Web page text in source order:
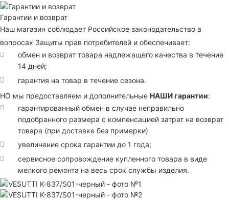
Гарантии и возврат
Наш магазин соблюдает Российское законодательство в
вопросах Защиты прав потребителей и обеспечивает:
обмен и возврат товара надлежащего качества в течение
14 дней;
гарантия на товар в течение сезона.
НО мы предоставляем и дополнительные НАШИ гарантии:
гарантированный обмен в случае неправильно
подобранного размера с компенсацией затрат на возврат
товара (при доставке без примерки)
увеличение срока гарантии до 1 года;
сервисное сопровождение купленного товара в виде
мелкого ремонта на весь срок службы изделия.